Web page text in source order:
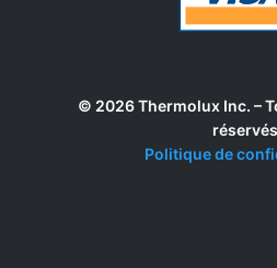
© 2026 Thermolux Inc. –
réservés
Politique de